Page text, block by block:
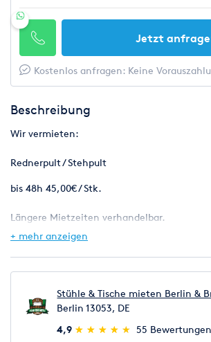
Jetzt
Kostenlos anfragen: Keine
Beschreibung
Wir vermieten:
Rednerpult / Stehpult
bis 48h 45,00€ / Stk.
Längere Mietzeiten verhandelbar.
Lieferung/ Abholung/ Express nach
Heizstrahler & Zelten gewährleisten!
+ mehr anzeigen
Stühle & Tische mieten Berlin &
Berlin 13053, DE
4,9 (*)
★
★
(*)★
★
(*) ★
★
(*) ★
★
(*) ★
★ 55 Bewertungen